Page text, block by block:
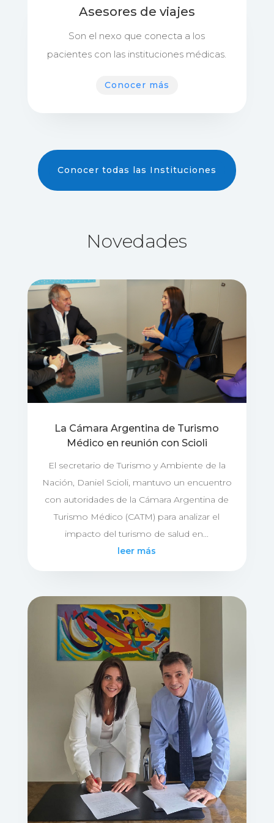
Asesores de viajes
Son el nexo que conecta a los
pacientes con las instituciones médicas.
Conocer más
Conocer todas las Instituciones
Novedades
La Cámara Argentina de Turismo
Médico en reunión con Scioli
El secretario de Turismo y Ambiente de la
Nación, Daniel Scioli, mantuvo un encuentro
con autoridades de la Cámara Argentina de
Turismo Médico (CATM) para analizar el
impacto del turismo de salud en...
leer más